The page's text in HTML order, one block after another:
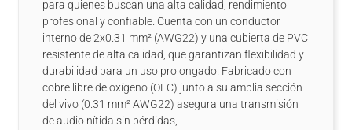
para quienes buscan una alta calidad, rendimiento
profesional y confiable. Cuenta con un conductor
interno de 2x0.31 mm² (AWG22) y una cubierta de PVC
resistente de alta calidad, que garantizan flexibilidad y
durabilidad para un uso prolongado. Fabricado con
cobre libre de oxígeno (OFC) junto a su amplia sección
del vivo (0.31 mm² AWG22) asegura una transmisión
de audio nítida sin pérdidas,